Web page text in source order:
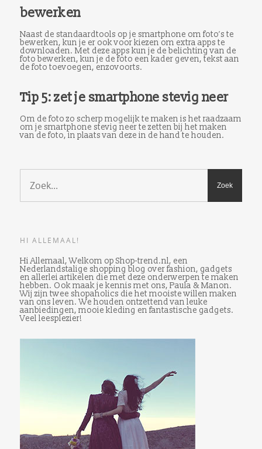
bewerken
Naast de standaardtools op je smartphone om foto’s te
bewerken, kun je er ook voor kiezen om extra apps te
downloaden. Met deze apps kun je de belichting van de
foto bewerken, kun je de foto een kader geven, tekst aan
de foto toevoegen, enzovoorts.
Tip 5: zet je smartphone stevig neer
Om de foto zo scherp mogelijk te maken is het raadzaam
om je smartphone stevig neer te zetten bij het maken
van de foto, in plaats van deze in de hand te houden.
HI ALLEMAAL!
Hi Allemaal, Welkom op Shop-trend.nl, een
Nederlandstalige shopping blog over fashion, gadgets
en allerlei artikelen die met deze onderwerpen te maken
hebben. Ook maak je kennis met ons, Paula & Manon.
Wij zijn twee shopaholics die het mooiste willen maken
van ons leven. We houden ontzettend van leuke
aanbiedingen, mooie kleding en fantastische gadgets.
Veel leesplezier!